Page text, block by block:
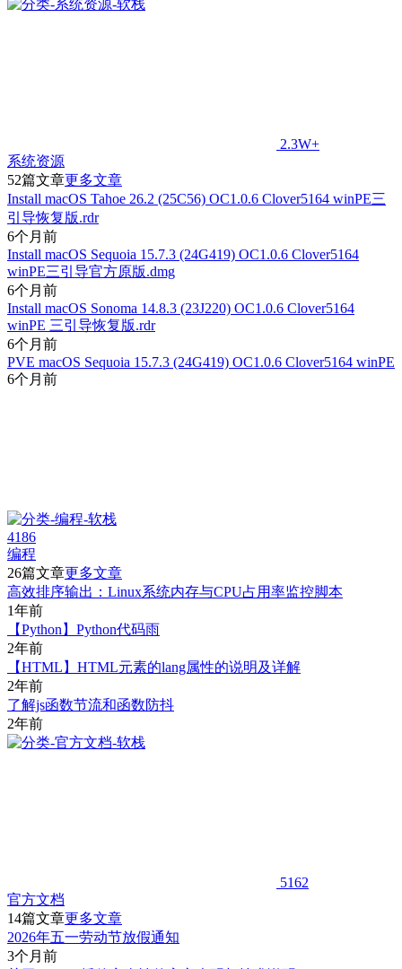
2.3W+
系统资源
52篇文章更多文章
Install macOS Tahoe 26.2 (25C56) OC1.0.6 Clover5164 winPE三
引导恢复版.rdr
6个月前
Install macOS Sequoia 15.7.3 (24G419) OC1.0.6 Clover5164
winPE三引导官方原版.dmg
6个月前
Install macOS Sonoma 14.8.3 (23J220) OC1.0.6 Clover5164
winPE 三引导恢复版.rdr
6个月前
PVE macOS Sequoia 15.7.3 (24G419) OC1.0.6 Clover5164 winPE
6个月前
4186
编程
26篇文章更多文章
高效排序输出：Linux系统内存与CPU占用率监控脚本
1年前
【Python】Python代码雨
2年前
【HTML】HTML元素的lang属性的说明及详解
2年前
了解js函数节流和函数防抖
2年前
5162
官方文档
14篇文章更多文章
2026年五一劳动节放假通知
3个月前